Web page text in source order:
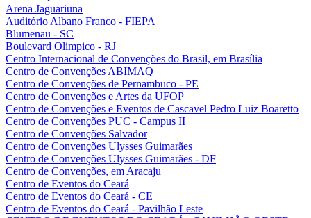
Arena Jaguariuna
Auditório Albano Franco - FIEPA
Blumenau - SC
Boulevard Olimpico - RJ
Centro Internacional de Convenções do Brasil, em Brasília
Centro de Convenções ABIMAQ
Centro de Convenções de Pernambuco - PE
Centro de Convenções e Artes da UFOP
Centro de Convenções e Eventos de Cascavel Pedro Luiz Boaretto
Centro de Convenções PUC - Campus II
Centro de Convenções Salvador
Centro de Convenções Ulysses Guimarães
Centro de Convenções Ulysses Guimarães - DF
Centro de Convenções, em Aracaju
Centro de Eventos do Ceará
Centro de Eventos do Ceará - CE
Centro de Eventos do Ceará - Pavilhão Leste